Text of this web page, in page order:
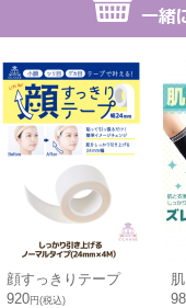
顔すっきりテープ
920円(税込)